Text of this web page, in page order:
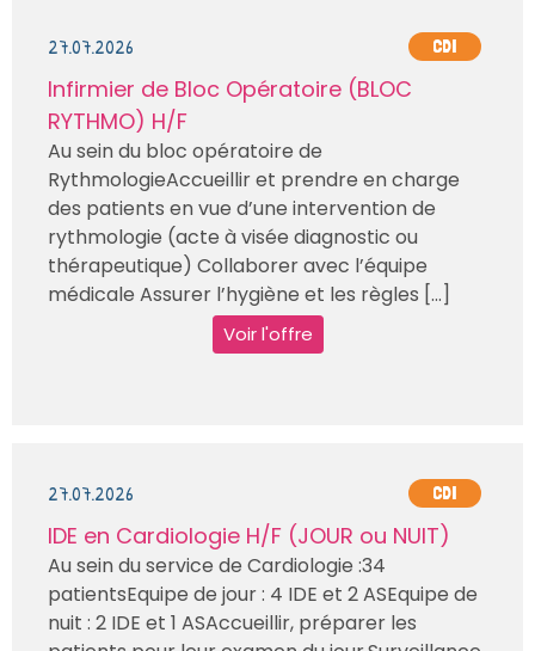
27.07.2026 CDI
Infirmier de Bloc Opératoire (BLOC
RYTHMO) H/F
Au sein du bloc opératoire de
RythmologieAccueillir et prendre en charge
des patients en vue d’une intervention de
rythmologie (acte à visée diagnostic ou
thérapeutique) Collaborer avec l’équipe
médicale Assurer l’hygiène et les règles [...]
Voir l'offre
27.07.2026 CDI
IDE en Cardiologie H/F (JOUR ou NUIT)
Au sein du service de Cardiologie :34
patientsEquipe de jour : 4 IDE et 2 ASEquipe de
nuit : 2 IDE et 1 ASAccueillir, préparer les